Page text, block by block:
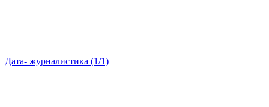
Дата- журналистика (1/1)